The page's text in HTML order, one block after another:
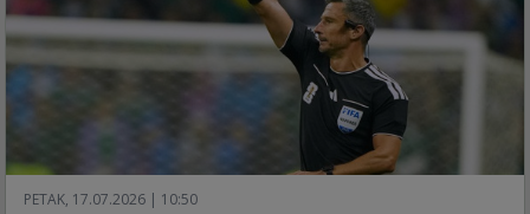
PETAK, 17.07.2026 | 10:50